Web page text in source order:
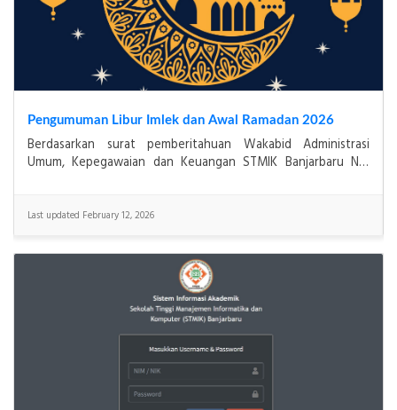
Pengumuman Libur Imlek dan Awal Ramadan 2026
Berdasarkan surat pemberitahuan Wakabid Administrasi
Umum, Kepegawaian dan Keuangan STMIK Banjarbaru No.
Last updated February 12, 2026